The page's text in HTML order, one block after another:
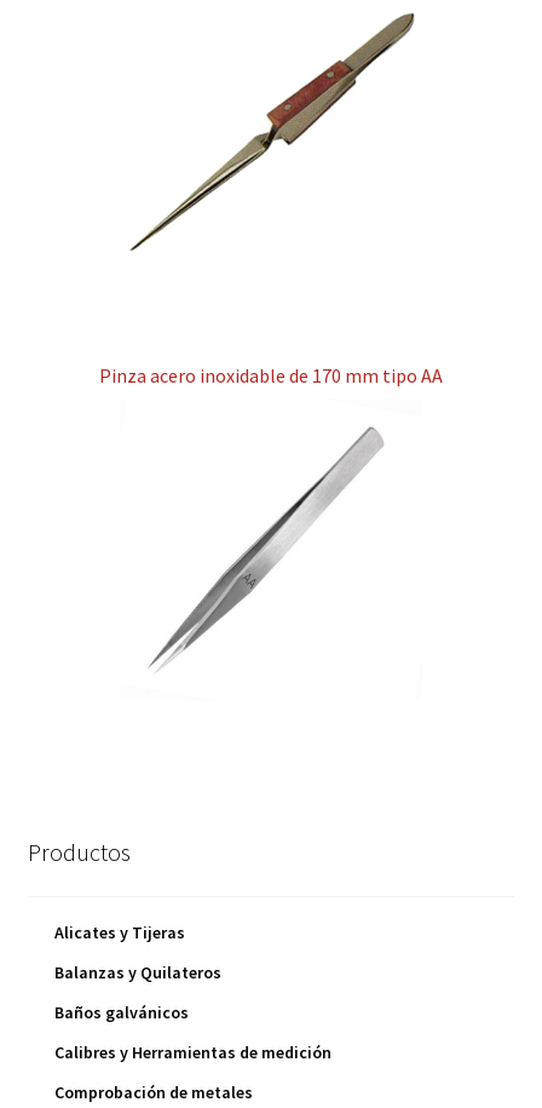
Pinza acero inoxidable de 170 mm tipo AA
Productos
Alicates y Tijeras
Balanzas y Quilateros
Baños galvánicos
Calibres y Herramientas de medición
Comprobación de metales